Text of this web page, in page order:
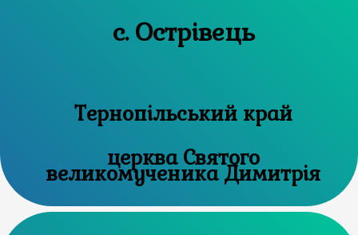
с. Острівець
Тернопільський край
церква Святого
великомученика Димитрія